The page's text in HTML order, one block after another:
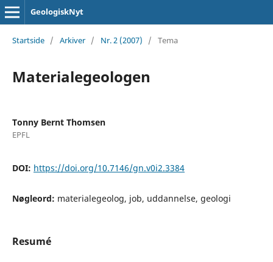
GeologiskNyt
Startside / Arkiver / Nr. 2 (2007) / Tema
Materialegeologen
Tonny Bernt Thomsen
EPFL
DOI: https://doi.org/10.7146/gn.v0i2.3384
Nøgleord: materialegeolog, job, uddannelse, geologi
Resumé